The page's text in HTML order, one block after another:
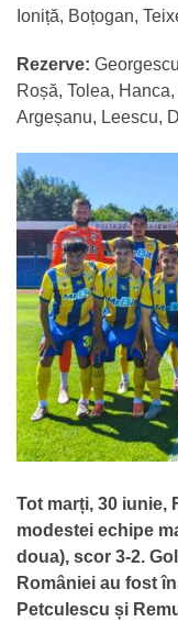
Ioniță, Boțogan,
Rezerve:
Roșă, Tolea,
Argeșanu, Leescu,
Tot marți, 30 iunie,
modestei echipe
doua), scor 3-2.
României au fost
Petculescu și